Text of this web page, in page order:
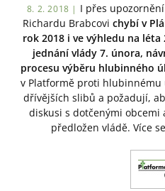
8. 2. 2018 | I přes
Richardu Brabcovi chybí v
rok 2018 i ve výhledu na léta
jednání vlády 7. února,
procesu výběru hlubinného
v Platformě proti
dřívějších slibů a požadují,
diskusi s dotčenými obcemi
předložen vládě. Více